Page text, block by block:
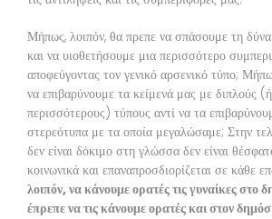
Μήπως, λοιπόν, θα πρεπε να σπάσουμε τη
και να υιοθετήσουμε μια περισσότερο
αποφεύγοντας τον γενικό αρσενικό τύπο;
να επιβαρύνουμε τα κείμενά μας με διπλούς
περισσότερους) τύπους αντί να τα
στερεότυπα με τα οποία μεγαλώσαμε; Στην
δεν είναι δόκιμο στη γλώσσα δεν είναι
κοινωνικά και επαναπροσδιορίζεται σε κάθε
λοιπόν, να κάνουμε ορατές τις γυναίκες στο
έπρεπε να τις κάνουμε ορατές και στον